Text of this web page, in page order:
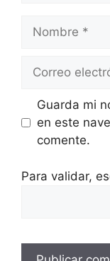
Nombre
Correo
Guarda mi
en este
comente.
Para validar,